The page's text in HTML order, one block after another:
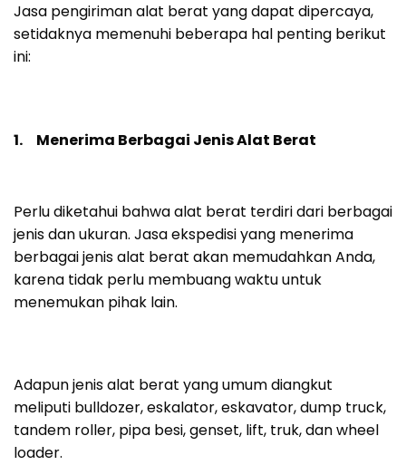
Jasa pengiriman alat berat yang dapat dipercaya,
setidaknya memenuhi beberapa hal penting berikut
ini:
1. Menerima Berbagai Jenis Alat Berat
Perlu diketahui bahwa alat berat terdiri dari berbagai
jenis dan ukuran. Jasa ekspedisi yang menerima
berbagai jenis alat berat akan memudahkan Anda,
karena tidak perlu membuang waktu untuk
menemukan pihak lain.
Adapun jenis alat berat yang umum diangkut
meliputi bulldozer, eskalator, eskavator, dump truck,
tandem roller, pipa besi, genset, lift, truk, dan wheel
loader.